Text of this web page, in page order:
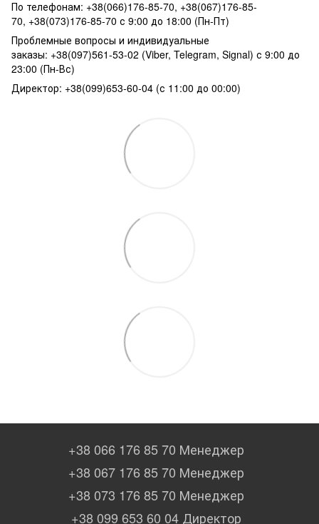
По телефонам: +38(066)176-85-70, +38(067)176-85-
70, +38(073)176-85-70 с 9:00 до 18:00 (Пн-Пт)
Проблемные вопросы и индивидуальные
заказы: +38(097)561-53-02 (Viber, Telegram, Signal) с 9:00 до
23:00 (Пн-Вс)
Директор: +38(099)653-60-04 (с 11:00 до 00:00)
+38 066 176 85 70 Менеджер
+38 067 176 85 70 Менеджер
+38 073 176 85 70 Менеджер
+38 099 653 60 04 Директор